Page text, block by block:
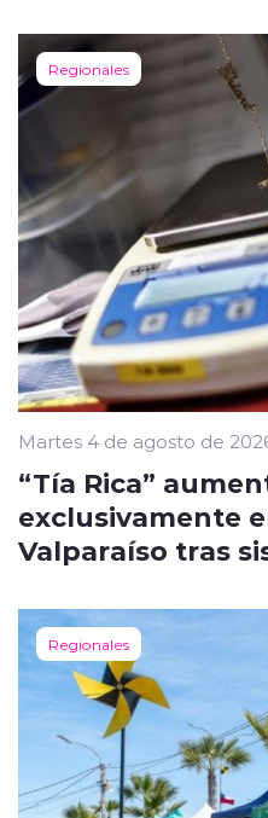
Regionales
Martes 4 de agosto de
“Tía Rica”
exclusivamente
Valparaíso tras
Regionales